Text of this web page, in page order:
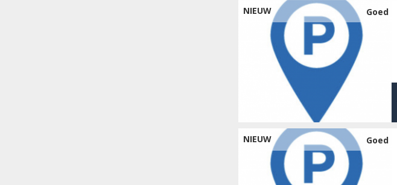
NIEUW Goed
NIEUW Goed